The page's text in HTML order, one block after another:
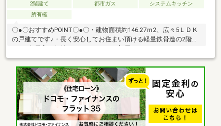
2階建て 都市ガス
システムキッチン
所有権
〇●〇おすすめPOINT〇●〇・建物面積約146.27ｍ2、広々5ＬＤＫ
の戸建てです♪・長く安心してお住まい頂ける軽量鉄骨造の2階建
ができます♪・1階リビングと和室部分には電動シャッターが付い
ております♪・各階にトイレ・洗面台があるので朝の混雑する時間
帯も快適にお使いいただけます♪・お子様の遊び場や客間のスペー
スなど、多用途にお使いいただける和室もあります♪・学校まで徒
歩圏内なので子育て世帯にも嬉しいエリアです♪・周辺環境も充実
しているので日々のお買い物も快適です♪・即時予約受付中です♪
お気軽にお問い合わせください！